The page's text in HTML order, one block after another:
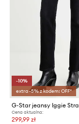
-10%
extra -5% z kodem: OFF*
G-Star jeansy Iggie
Cena aktualna:
299,99 zł